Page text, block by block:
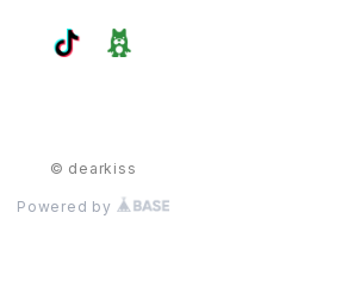
© dearkiss
Powered by